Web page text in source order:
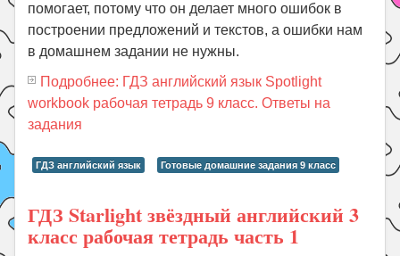
помогает, потому что он делает много ошибок в
построении предложений и текстов, а ошибки нам
в домашнем задании не нужны.
Подробнее: ГДЗ английский язык Spotlight
workbook рабочая тетрадь 9 класс. Ответы на
задания
ГДЗ английский язык Готовые домашние задания 9 класс
ГДЗ Starlight звёздный английский 3
класс рабочая тетрадь часть 1